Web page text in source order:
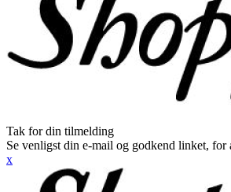
Tak for din tilmelding
Se venligst din e-mail og godkend linket, for
x